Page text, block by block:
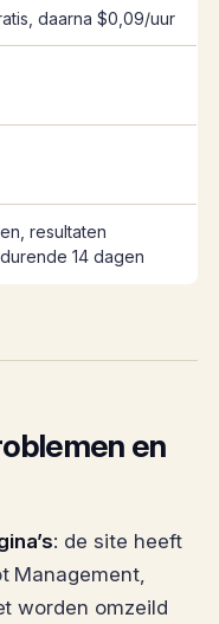
daarna $0,09/uur
resultaten
14 dagen
en
: de site heeft
Management,
worden omzeild